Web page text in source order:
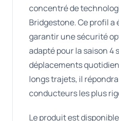
concentré de
Bridgestone. Ce profil
garantir une sécurité
adapté pour la saison 4
déplacements
longs trajets, il
conducteurs les plus
Le produit est